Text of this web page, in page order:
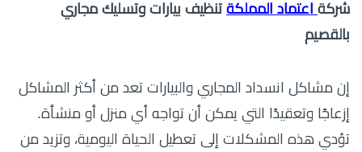
شركة اعتماد المملكة تنظيف بيارات وتسليك مجاري
بالقصيم
إن مشاكل انسداد المجاري والبيارات تعد من أكثر المشاكل
إزعاجًا وتعقيدًا التي يمكن أن تواجه أي منزل أو منشأة.
تؤدي هذه المشكلات إلى تعطيل الحياة اليومية، وتزيد من